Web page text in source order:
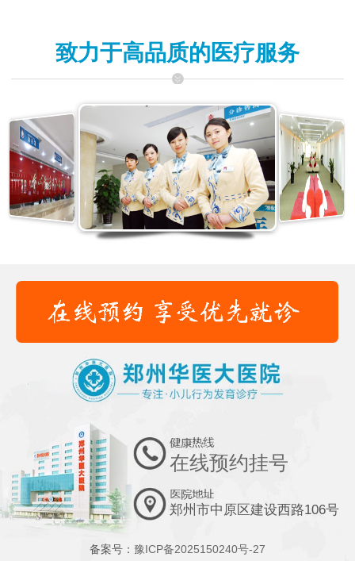
致力于高品质的医疗服务
在线预约挂号
郑州市中原区建设西路106号
备案号： 豫ICP备2025150240号-27